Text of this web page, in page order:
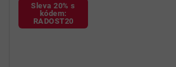
Sleva 20% s
kódem:
RADOST20